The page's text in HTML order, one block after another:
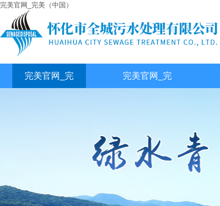
完美官网_完美（中国）
完美官网_完 完美官网_完